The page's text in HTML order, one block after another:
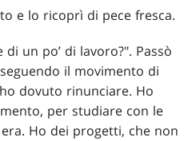
e lo ricoprì di pece fresca.
un po’ di lavoro?". Passò
il movimento di
dovuto rinunciare. Ho
per studiare con le
Ho dei progetti, che non